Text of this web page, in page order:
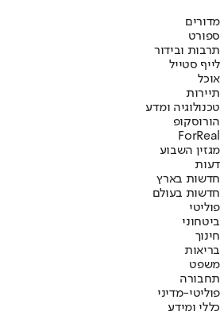
מדורים
ספורט
תרבות ובידור
לייף סטייל
אוכל
תיירות
טכנולוגיה ומדע
הורוסקופ
ForReal
מגזין השבוע
דעות
חדשות בארץ
חדשות בעולם
פוליטי
ביטחוני
חינוך
בריאות
משפט
תחבורה
פוליטי-מדיני
כללי ומידע